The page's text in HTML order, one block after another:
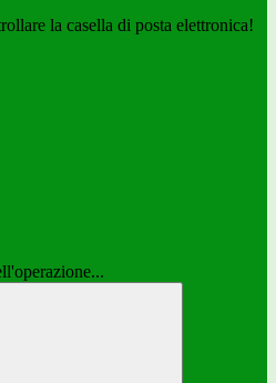
la casella di posta elettronica!